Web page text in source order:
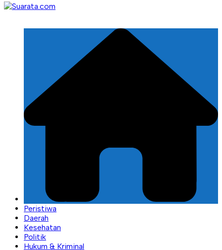
Peristiwa
Daerah
Kesehatan
Politik
Hukum & Kriminal